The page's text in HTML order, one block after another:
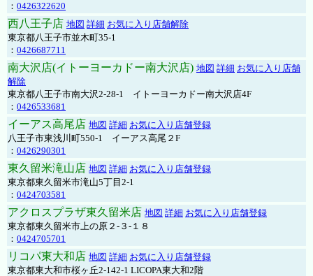
： 0426322620
西八王子店 地図 詳細 お気に入り店舗解除
東京都八王子市並木町35-1
： 0426687711
南大沢店(イトーヨーカドー南大沢店) 地図 詳細 お気に入り店舗
解除
東京都八王子市南大沢2-28-1 イトーヨーカドー南大沢店4F
： 0426533681
イーアス高尾店 地図 詳細 お気に入り店舗登録
八王子市東浅川町550-1 イーアス高尾２F
： 0426290301
東久留米滝山店 地図 詳細 お気に入り店舗登録
東京都東久留米市滝山5丁目2-1
： 0424703581
アクロスプラザ東久留米店 地図 詳細 お気に入り店舗登録
東京都東久留米市上の原２-３-１８
： 0424705701
リコパ東大和店 地図 詳細 お気に入り店舗登録
東京都東大和市桜ヶ丘2-142-1 LICOPA東大和2階